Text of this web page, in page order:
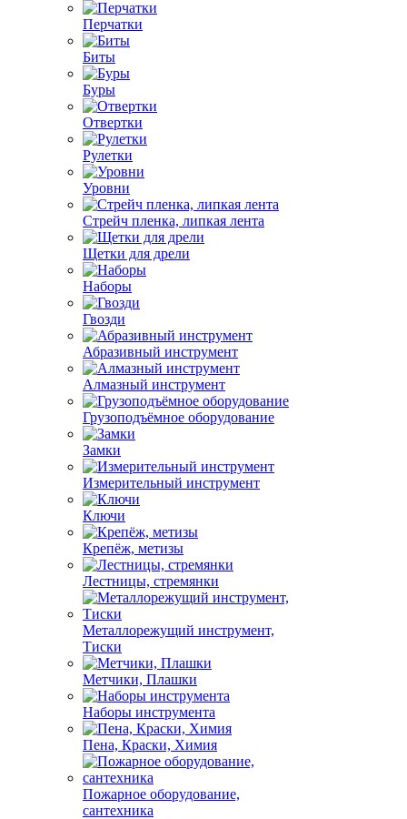
Перчатки
Биты
Буры
Отвертки
Рулетки
Уровни
Стрейч пленка, липкая лента
Щетки для дрели
Наборы
Гвозди
Абразивный инструмент
Алмазный инструмент
Грузоподъёмное оборудование
Замки
Измерительный инструмент
Ключи
Крепёж, метизы
Лестницы, стремянки
Металлорежущий инструмент,
Тиски
Метчики, Плашки
Наборы инструмента
Пена, Краски, Химия
Пожарное оборудование,
сантехника